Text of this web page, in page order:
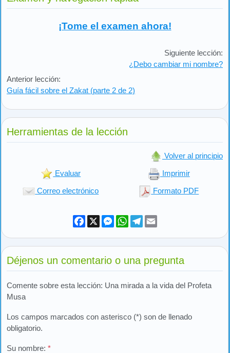
¡Tome el examen ahora!
Anterior lección:
Guía fácil sobre el Zakat (parte 2 de 2)
Siguiente lección:
¿Debo cambiar mi nombre?
Herramientas de la lección
Volver al principio
Evaluar Imprimir
Correo electrónico Formato PDF
Facebook
X Messenger
WhatsApp
Telegram
Déjenos un comentario o una pregunta
Comente sobre esta lección: Una mirada a la vida del Profeta
Musa
Los campos marcados con asterisco (*) son de llenado
obligatorio.
Su nombre: *